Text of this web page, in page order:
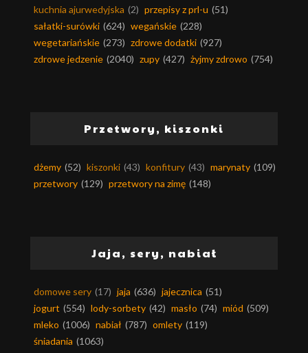
kuchnia ajurwedyjska (2) przepisy z prl-u (51)
sałatki-surówki (624) wegańskie (228)
wegetariańskie (273) zdrowe dodatki (927)
zdrowe jedzenie (2040) zupy (427) żyjmy zdrowo (754)
Przetwory, kiszonki
dżemy (52) kiszonki (43) konfitury (43) marynaty (109)
przetwory (129) przetwory na zimę (148)
Jaja, sery, nabiał
domowe sery (17) jaja (636) jajecznica (51)
jogurt (554) lody-sorbety (42) masło (74) miód (509)
mleko (1006) nabiał (787) omlety (119)
śniadania (1063)